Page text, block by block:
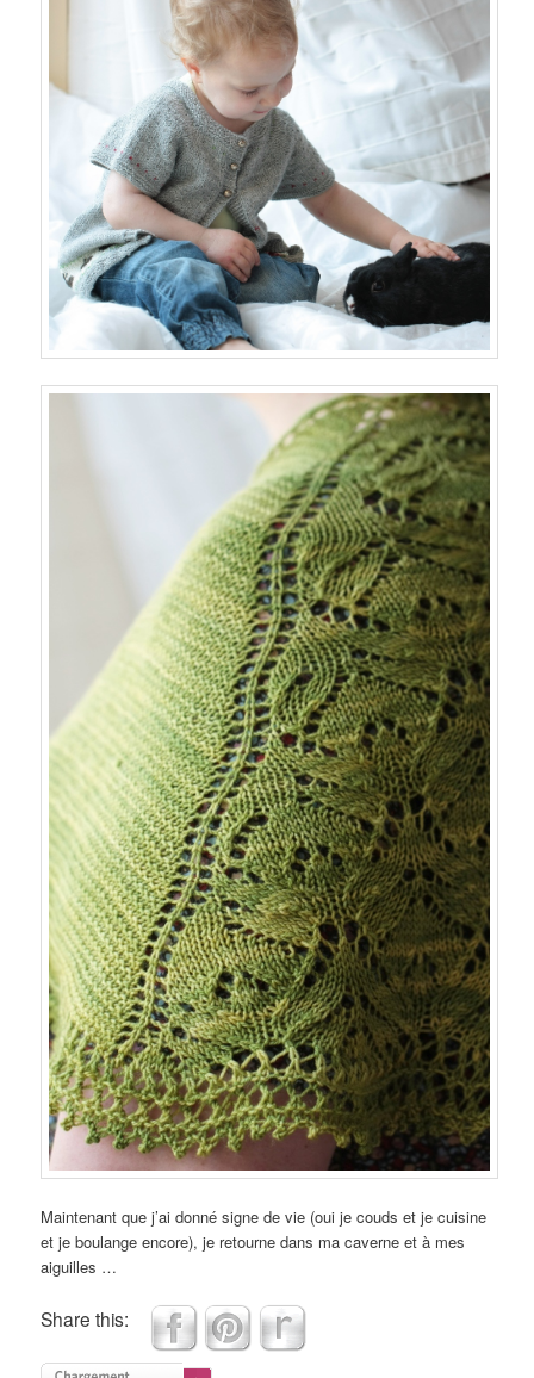
Maintenant que j’ai donné signe de vie (oui je couds et je cuisine
et je boulange encore), je retourne dans ma caverne et à mes
aiguilles …
Share this: